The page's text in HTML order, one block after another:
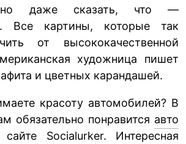
даже сказать, что —
Все картины, которые так
от высококачественной
художница пишет
и цветных карандашей.
красоту автомобилей? В
обязательно понравится авто
Socialurker. Интересная